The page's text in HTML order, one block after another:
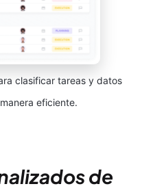
clasificar tareas y datos
eficiente.
de